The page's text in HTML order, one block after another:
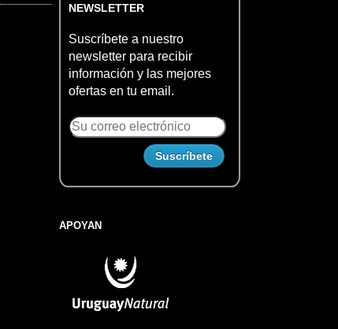
NEWSLETTER
Suscríbete a nuestro
newsletter para recibir
información y las mejores
ofertas en tu email.
APOYAN